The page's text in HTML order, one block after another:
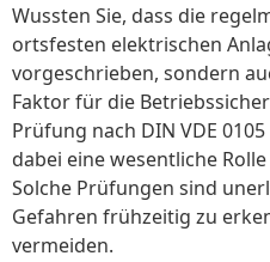
Wussten Sie, dass die
ortsfesten elektrischen
vorgeschrieben, sondern
Faktor für die
Prüfung nach DIN VDE
dabei eine wesentliche
Solche Prüfungen sind
Gefahren frühzeitig zu
vermeiden.